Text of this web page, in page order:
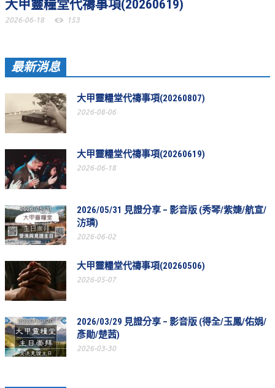
教會節慶_2023年
教會節慶_2021年
教會節慶_2020年
教會節慶_2019年
教會節慶_2018年
教會節慶_2017年
教會節慶_2016年
教會節慶_2014年
教會節慶_2013年
活動影音
活動影音_2026年
活動影音_2024年
活動影音_2023年
大甲靈糧堂代禱事項(20260619)
2026-06-18 153
最新消息
大甲靈糧堂代禱事項(20260807)
2026-08-06
大甲靈糧堂代禱事項(20260619)
2026-06-18
2026/05/31 見證分享 – 影音版 (秀琴/紫婕/航宣/
汸璘)
2026-06-02
大甲靈糧堂代禱事項(20260506)
2026-05-07
2026/03/29 見證分享 – 影音版 (得全/玉鳳/佑娟/
彥勛/楚茜)
2026-03-30